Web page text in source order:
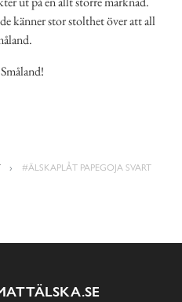
känner stor stolthet över att all
#ÄLSKAPLÅT PAPEGOJA SVART